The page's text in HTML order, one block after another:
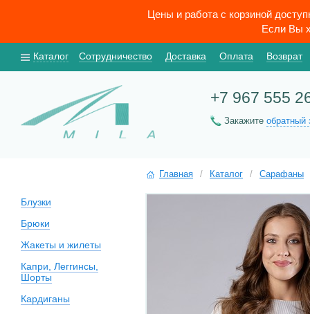
Цены и работа с корзиной
Если Вы
Каталог Сотрудничество Доставка Оплата Возврат
+7 967 555
Закажите обратный
Блузки
Брюки
Жакеты и жилеты
Капри, Леггинсы,
Шорты
Кардиганы
Главная / Каталог / Сарафаны